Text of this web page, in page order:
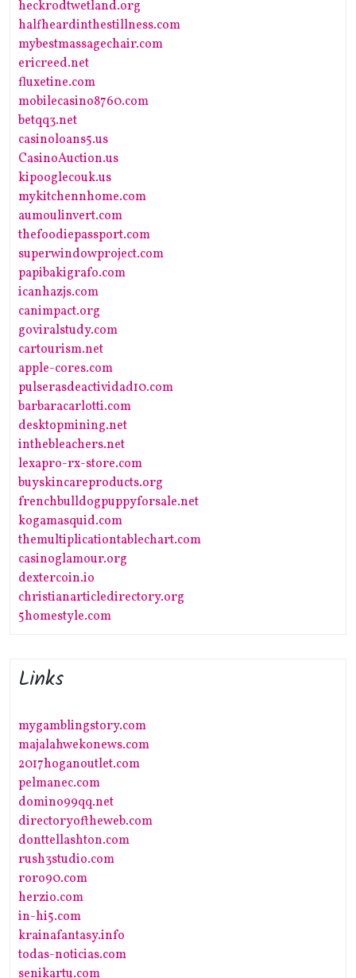
heckrodtwetland.org
halfheardinthestillness.com
mybestmassagechair.com
ericreed.net
fluxetine.com
mobilecasino8760.com
betqq3.net
casinoloans5.us
CasinoAuction.us
kipooglecouk.us
mykitchennhome.com
aumoulinvert.com
thefoodiepassport.com
superwindowproject.com
papibakigrafo.com
icanhazjs.com
canimpact.org
goviralstudy.com
cartourism.net
apple-cores.com
pulserasdeactividad10.com
barbaracarlotti.com
desktopmining.net
inthebleachers.net
lexapro-rx-store.com
buyskincareproducts.org
frenchbulldogpuppyforsale.net
kogamasquid.com
themultiplicationtablechart.com
casinoglamour.org
dextercoin.io
christianarticledirectory.org
5homestyle.com
Links
mygamblingstory.com
majalahwekonews.com
2017hoganoutlet.com
pelmanec.com
domino99qq.net
directoryoftheweb.com
donttellashton.com
rush3studio.com
roro90.com
herzio.com
in-hi5.com
krainafantasy.info
todas-noticias.com
senikartu.com